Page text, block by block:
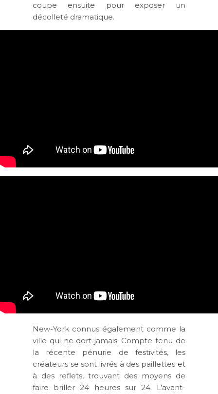
coupe ensuite pour exposer un
décolleté dramatique.
New-York connus également comme la
ville qui ne dort jamais. Compte tenu de
la récente pénurie de festivités, les
créateurs se sont livrés à des paillettes et
à des reflets, trouvant des moyens de
faire briller 24 heures sur 24. L’avant-